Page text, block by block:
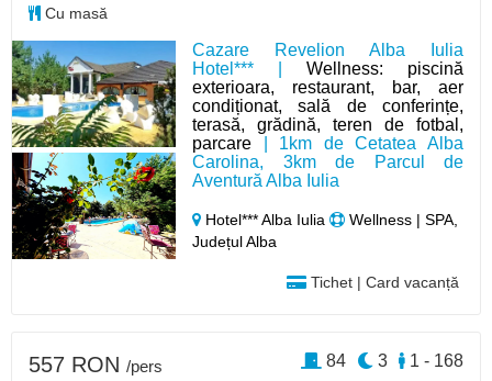
Cazare Revelion Alba Iulia
Hotel*** |Wellness: piscină
exterioara, restaurant, bar, aer
condiționat, sală de conferințe,
terasă, grădină, teren de fotbal,
parcare | 1km de Cetatea Alba
Carolina, 3km de Parcul de
Aventură Alba Iulia
Hotel*** Alba Iulia
Wellness | SPA,
Județul Alba
Tichet | Card vacanță
Cu masă
557 RON /pers 1 - 168
3
84